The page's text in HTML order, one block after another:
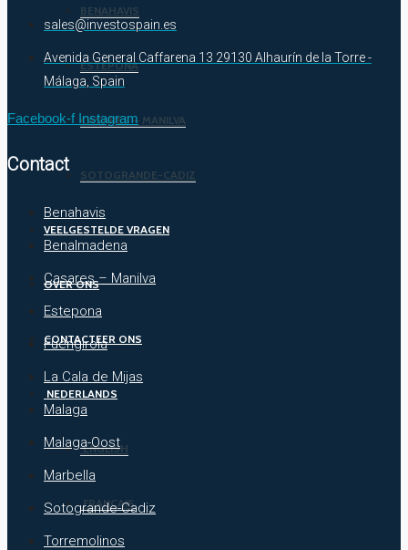
BENAHAVIS
ESTEPONA
CASARES – MANILVA
SOTOGRANDE-CADIZ
VEELGESTELDE VRAGEN
OVER ONS
CONTACTEER ONS
NEDERLANDS
ENGLISH
FRANÇAIS
sales@investospain.es
Avenida General Caffarena 13 29130 Alhaurín de la Torre -
Málaga, Spain
Facebook-f Instagram
Contact
Benahavis
Benalmadena
Casares – Manilva
Estepona
Fuengirola
La Cala de Mijas
Malaga
Malaga-Oost
Marbella
Sotogrande-Cadiz
Torremolinos